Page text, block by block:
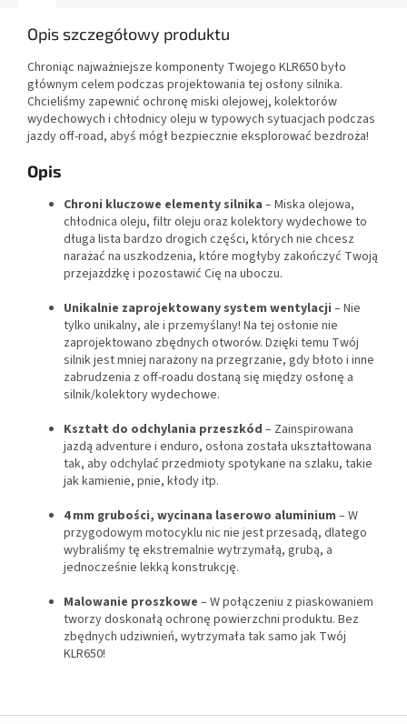
Opis szczegółowy produktu
Chroniąc najważniejsze komponenty Twojego KLR650 było
głównym celem podczas projektowania tej osłony silnika.
Chcieliśmy zapewnić ochronę miski olejowej, kolektorów
wydechowych i chłodnicy oleju w typowych sytuacjach podczas
jazdy off-road, abyś mógł bezpiecznie eksplorować bezdroża!
Opis
Chroni kluczowe elementy silnika – Miska olejowa,
chłodnica oleju, filtr oleju oraz kolektory wydechowe to
długa lista bardzo drogich części, których nie chcesz
narażać na uszkodzenia, które mogłyby zakończyć Twoją
przejażdżkę i pozostawić Cię na uboczu.
Unikalnie zaprojektowany system wentylacji – Nie
tylko unikalny, ale i przemyślany! Na tej osłonie nie
zaprojektowano zbędnych otworów. Dzięki temu Twój
silnik jest mniej narażony na przegrzanie, gdy błoto i inne
zabrudzenia z off-roadu dostaną się między osłonę a
silnik/kolektory wydechowe.
Kształt do odchylania przeszkód – Zainspirowana
jazdą adventure i enduro, osłona została ukształtowana
tak, aby odchylać przedmioty spotykane na szlaku, takie
jak kamienie, pnie, kłody itp.
4 mm grubości, wycinana laserowo aluminium – W
przygodowym motocyklu nic nie jest przesadą, dlatego
wybraliśmy tę ekstremalnie wytrzymałą, grubą, a
jednocześnie lekką konstrukcję.
Malowanie proszkowe – W połączeniu z piaskowaniem
tworzy doskonałą ochronę powierzchni produktu. Bez
zbędnych udziwnień, wytrzymała tak samo jak Twój
KLR650!